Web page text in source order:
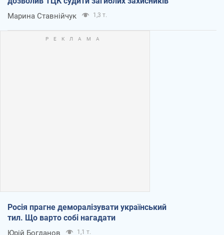
Марина Ставнійчук 1,3 т.
Росія прагне деморалізувати український
тил. Що варто собі нагадати
Юрій Богданов 1,1 т.